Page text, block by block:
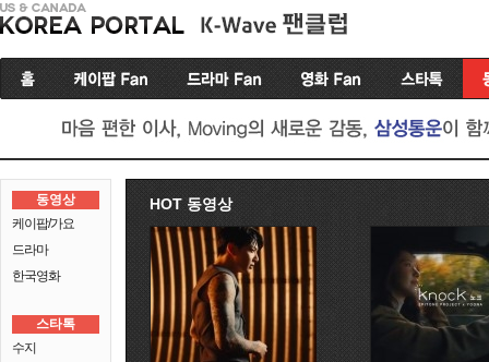
동영상
케이팝/가요
드라마
한국영화
스타톡
수지
HOT 동영상